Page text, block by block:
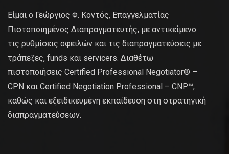
Είμαι ο Γεώργιος Φ. Κοντός, Επαγγελματίας
Πιστοποιημένος Διαπραγματευτής, με αντικείμενο
τις ρυθμίσεις οφειλών και τις διαπραγματεύσεις με
τράπεζες, funds και servicers. Διαθέτω
πιστοποιήσεις Certified Professional Negotiator® –
CPN και Certified Negotiation Professional – CNP™,
καθώς και εξειδικευμένη εκπαίδευση στη στρατηγική
διαπραγματεύσεων.